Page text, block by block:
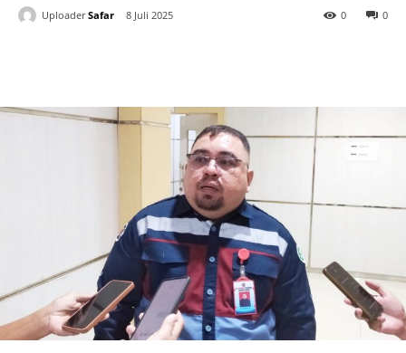
Uploader Safar 8 Juli 2025 0
0